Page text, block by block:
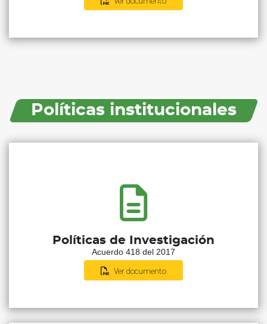
Políticas institucionales
Políticas de Investigación
Acuerdo 418 del 2017
Ver documento